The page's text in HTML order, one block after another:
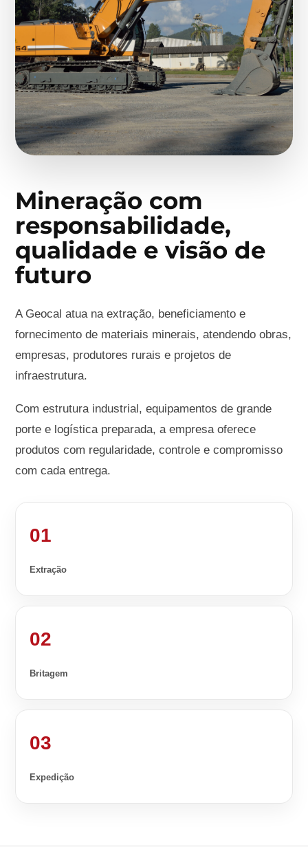
Mineração com
responsabilidade,
qualidade e visão de
futuro
A Geocal atua na extração, beneficiamento e
fornecimento de materiais minerais, atendendo obras,
empresas, produtores rurais e projetos de
infraestrutura.
Com estrutura industrial, equipamentos de grande
porte e logística preparada, a empresa oferece
produtos com regularidade, controle e compromisso
com cada entrega.
01
Extração
02
Britagem
03
Expedição